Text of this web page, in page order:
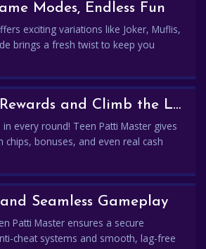
Modes, Endless Fun
exciting variations like Joker, Muflis,
brings a fresh twist to keep you
💰 Win Real Rewards and Climb the Leaderboard
every round! Teen Patti Master gives
chips, bonuses, and even real cash
Seamless Gameplay
Patti Master ensures a secure
cheat systems and smooth, lag-free